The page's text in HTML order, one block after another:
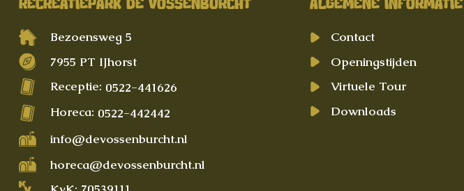
RECREATIEPARK DE VOSSENBURCHT
Bezoensweg 5
7955 PT IJhorst
Receptie: 0522-441626
Horeca: 0522-442442
info@devossenburcht.nl
horeca@devossenburcht.nl
ALGEMENE INFORMATIE
Contact
Openingstijden
Virtuele Tour
Downloads